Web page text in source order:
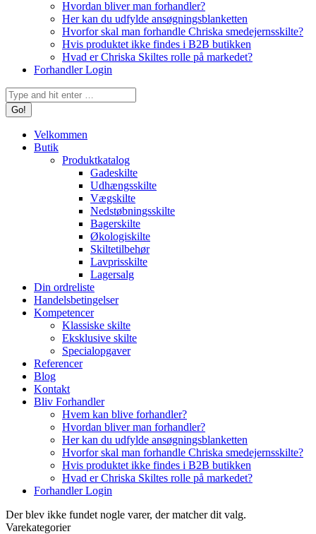
Hvordan bliver man forhandler?
Her kan du udfylde ansøgningsblanketten
Hvorfor skal man forhandle Chriska smedejernsskilte?
Hvis produktet ikke findes i B2B butikken
Hvad er Chriska Skiltes rolle på markedet?
Forhandler Login
Search:
Velkommen
Butik
Produktkatalog
Gadeskilte
Udhængsskilte
Vægskilte
Nedstøbningsskilte
Bagerskilte
Økologiskilte
Skiltetilbehør
Lavprisskilte
Lagersalg
Din ordreliste
Handelsbetingelser
Kompetencer
Klassiske skilte
Eksklusive skilte
Specialopgaver
Referencer
Blog
Kontakt
Bliv Forhandler
Hvem kan blive forhandler?
Hvordan bliver man forhandler?
Her kan du udfylde ansøgningsblanketten
Hvorfor skal man forhandle Chriska smedejernsskilte?
Hvis produktet ikke findes i B2B butikken
Hvad er Chriska Skiltes rolle på markedet?
Forhandler Login
Der blev ikke fundet nogle varer, der matcher dit valg.
Varekategorier